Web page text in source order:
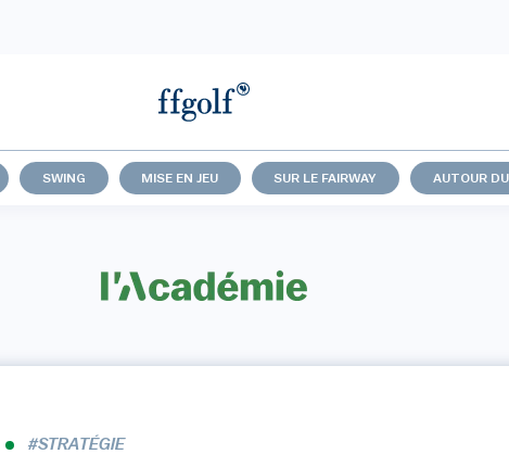
SWING MISE EN JEU SUR LE FAIRWAY AUTOUR
#STRATÉGIE